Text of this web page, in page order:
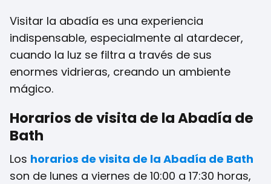
Visitar la abadía es una experiencia
indispensable, especialmente al atardecer,
cuando la luz se filtra a través de sus
enormes vidrieras, creando un ambiente
mágico.
Horarios de visita de la Abadía de
Bath
Los horarios de visita de la Abadía de Bath
son de lunes a viernes de 10:00 a 17:30 horas,